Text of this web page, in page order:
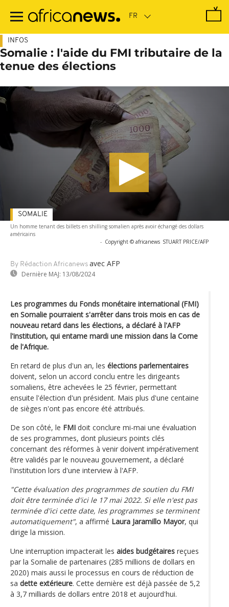
contenu
INFOS
Somalie : l'aide du FMI tributaire de la
tenue des élections
Un homme tenant des billets en shilling somalien après avoir échangé des dollars
américains
- Copyright © africanews STUART PRICE/AFP
By Rédaction Africanews avec AFP
Dernière MAJ: 13/08/2024
SOMALIE
Les programmes du Fonds monétaire international (FMI)
en Somalie pourraient s'arrêter dans trois mois en cas de
nouveau retard dans les élections, a déclaré à l'AFP
l'institution, qui entame mardi une mission dans la Corne
de l'Afrique.
En retard de plus d'un an, les élections parlementaires
doivent, selon un accord conclu entre les dirigeants
somaliens, être achevées le 25 février, permettant
ensuite l'élection d'un président. Mais plus d'une centaine
de sièges n'ont pas encore été attribués.
De son côté, le FMI doit conclure mi-mai une évaluation
de ses programmes, dont plusieurs points clés
concernant des réformes à venir doivent impérativement
être validés par le nouveau gouvernement, a déclaré
l'institution lors d'une interview à l'AFP.
"Cette évaluation des programmes de soutien du FMI
doit être terminée d'ici le 17 mai 2022. Si elle n'est pas
terminée d'ici cette date, les programmes se terminent
automatiquement", a affirmé Laura Jaramillo Mayor, qui
dirige la mission.
Une interruption impacterait les aides budgétaires reçues
par la Somalie de partenaires (285 millions de dollars en
2020) mais aussi le processus en cours de réduction de
sa dette extérieure. Cette dernière est déjà passée de 5,2
à 3,7 milliards de dollars entre 2018 et aujourd'hui.